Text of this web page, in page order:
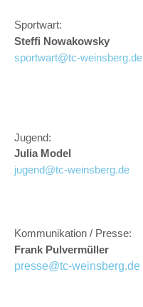
Sportwart:
Steffi Nowakowsky
sportwart@tc-weinsberg.de
Jugend:
Julia Model
jugend@tc-weinsberg.de
Kommunikation / Presse:
Frank Pulvermüller
presse@tc-weinsberg.de